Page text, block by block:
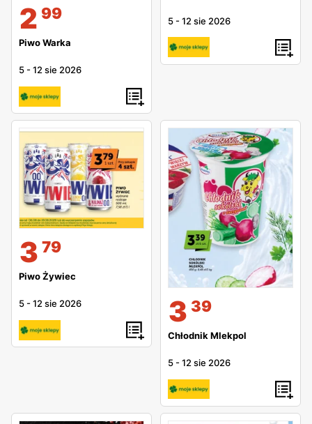
2 99
Piwo Warka
5 -12 sie 2026
5 -12 sie 2026
3 79
Piwo Żywiec
5 -12 sie 2026 3 39
Chłodnik Mlekpol
5 -12 sie 2026